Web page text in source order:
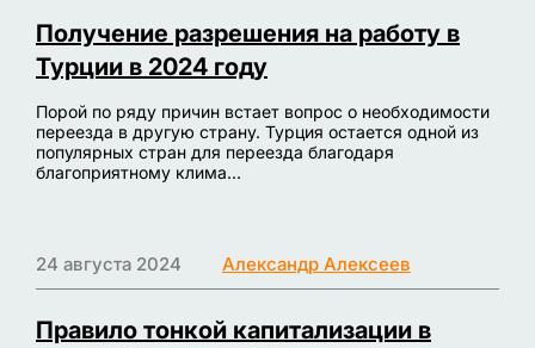
Получение разрешения на работу в
Турции в 2024 году
Порой по ряду причин встает вопрос о необходимости
переезда в другую страну. Турция остается одной из
популярных стран для переезда благодаря
благоприятному клима...
24 августа 2024 Александр Алексеев
Правило тонкой капитализации в